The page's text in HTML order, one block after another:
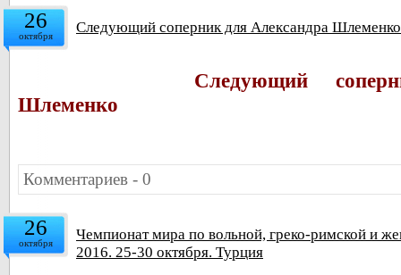
26
октября Следующий соперник для Александра Шлеменко
Следующий
Шлеменко
Комментариев - 0
26
октября
Чемпионат мира по вольной, греко-римской и
2016. 25-30 октября. Турция